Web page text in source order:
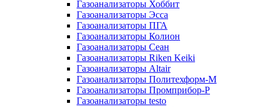
Газоанализаторы Хоббит
Газоанализаторы Эсса
Газоанализаторы ПГА
Газоанализаторы Колион
Газоанализаторы Сеан
Газоанализаторы Riken Keiki
Газоанализаторы Altair
Газоанализаторы Политехформ-М
Газоанализаторы Промприбор-Р
Газоанализаторы testo